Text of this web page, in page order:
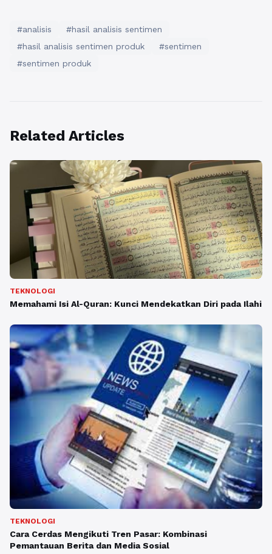
#analisis
#hasil analisis sentimen
#hasil analisis sentimen produk
#sentimen
#sentimen produk
Related Articles
TEKNOLOGI
Memahami Isi Al-Quran: Kunci Mendekatkan Diri pada Ilahi
TEKNOLOGI
Cara Cerdas Mengikuti Tren Pasar: Kombinasi
Pemantauan Berita dan Media Sosial